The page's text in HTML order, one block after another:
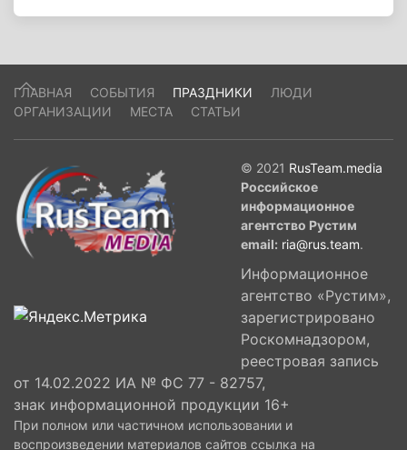
ГЛАВНАЯ СОБЫТИЯ ПРАЗДНИКИ
ЛЮДИ
ОРГАНИЗАЦИИ
МЕСТА СТАТЬИ
© 2021 RusTeam.media
Российское
информационное
агентство Рустим
email: ria@rus.team.
Информационное
агентство «Рустим»,
зарегистрировано
Роскомнадзором,
реестровая запись
от 14.02.2022 ИА № ФС 77 - 82757,
знак информационной продукции 16+
При полном или частичном использовании и
воспроизведении материалов сайтов ссылка на